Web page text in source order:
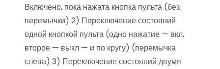
Включено, пока нажата кнопка пульта (без
перемычки) 2) Переключение состояний
одной кнопкой пульта (одно нажатие — вкл,
второе — выкл — и по кругу) (перемычка
слева) 3) Переключение состояний двумя